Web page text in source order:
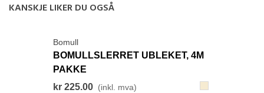
KANSKJE LIKER DU OGSÅ
Bomull
BOMULLSLERRET UBLEKET, 4M
PAKKE
kr 225.00 (inkl. mva)